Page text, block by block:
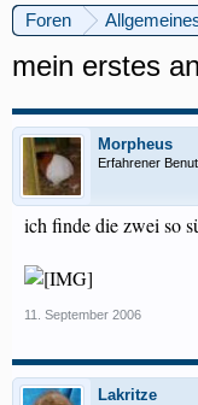
Foren
mein erstes
Morpheus
Erfahrener
ich finde die zwei so
11. September 2006
Lakritze